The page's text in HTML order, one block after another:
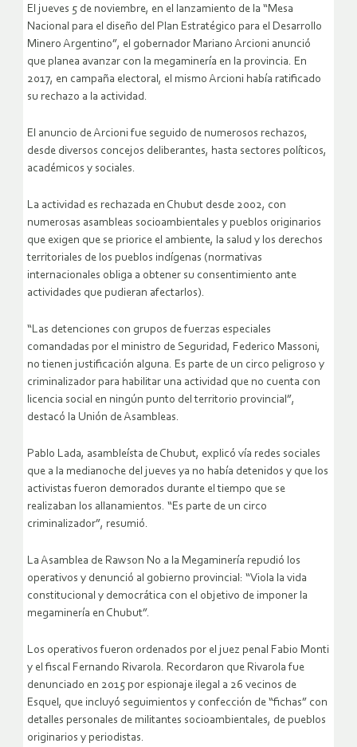
El jueves 5 de noviembre, en el lanzamiento de la “Mesa
Nacional para el diseño del Plan Estratégico para el Desarrollo
Minero Argentino”, el gobernador Mariano Arcioni anunció
que planea avanzar con la megaminería en la provincia. En
2017, en campaña electoral, el mismo Arcioni había ratificado
su rechazo a la actividad.
El anuncio de Arcioni fue seguido de numerosos rechazos,
desde diversos concejos deliberantes, hasta sectores políticos,
académicos y sociales.
La actividad es rechazada en Chubut desde 2002, con
numerosas asambleas socioambientales y pueblos originarios
que exigen que se priorice el ambiente, la salud y los derechos
territoriales de los pueblos indígenas (normativas
internacionales obliga a obtener su consentimiento ante
actividades que pudieran afectarlos).
“Las detenciones con grupos de fuerzas especiales
comandadas por el ministro de Seguridad, Federico Massoni,
no tienen justificación alguna. Es parte de un circo peligroso y
criminalizador para habilitar una actividad que no cuenta con
licencia social en ningún punto del territorio provincial”,
destacó la Unión de Asambleas.
Pablo Lada, asambleísta de Chubut, explicó vía redes sociales
que a la medianoche del jueves ya no había detenidos y que los
activistas fueron demorados durante el tiempo que se
realizaban los allanamientos. “Es parte de un circo
criminalizador”, resumió.
La Asamblea de Rawson No a la Megaminería repudió los
operativos y denunció al gobierno provincial: “Viola la vida
constitucional y democrática con el objetivo de imponer la
megaminería en Chubut”.
Los operativos fueron ordenados por el juez penal Fabio Monti
y el fiscal Fernando Rivarola. Recordaron que Rivarola fue
denunciado en 2015 por espionaje ilegal a 26 vecinos de
Esquel, que incluyó seguimientos y confección de “fichas” con
detalles personales de militantes socioambientales, de pueblos
originarios y periodistas.